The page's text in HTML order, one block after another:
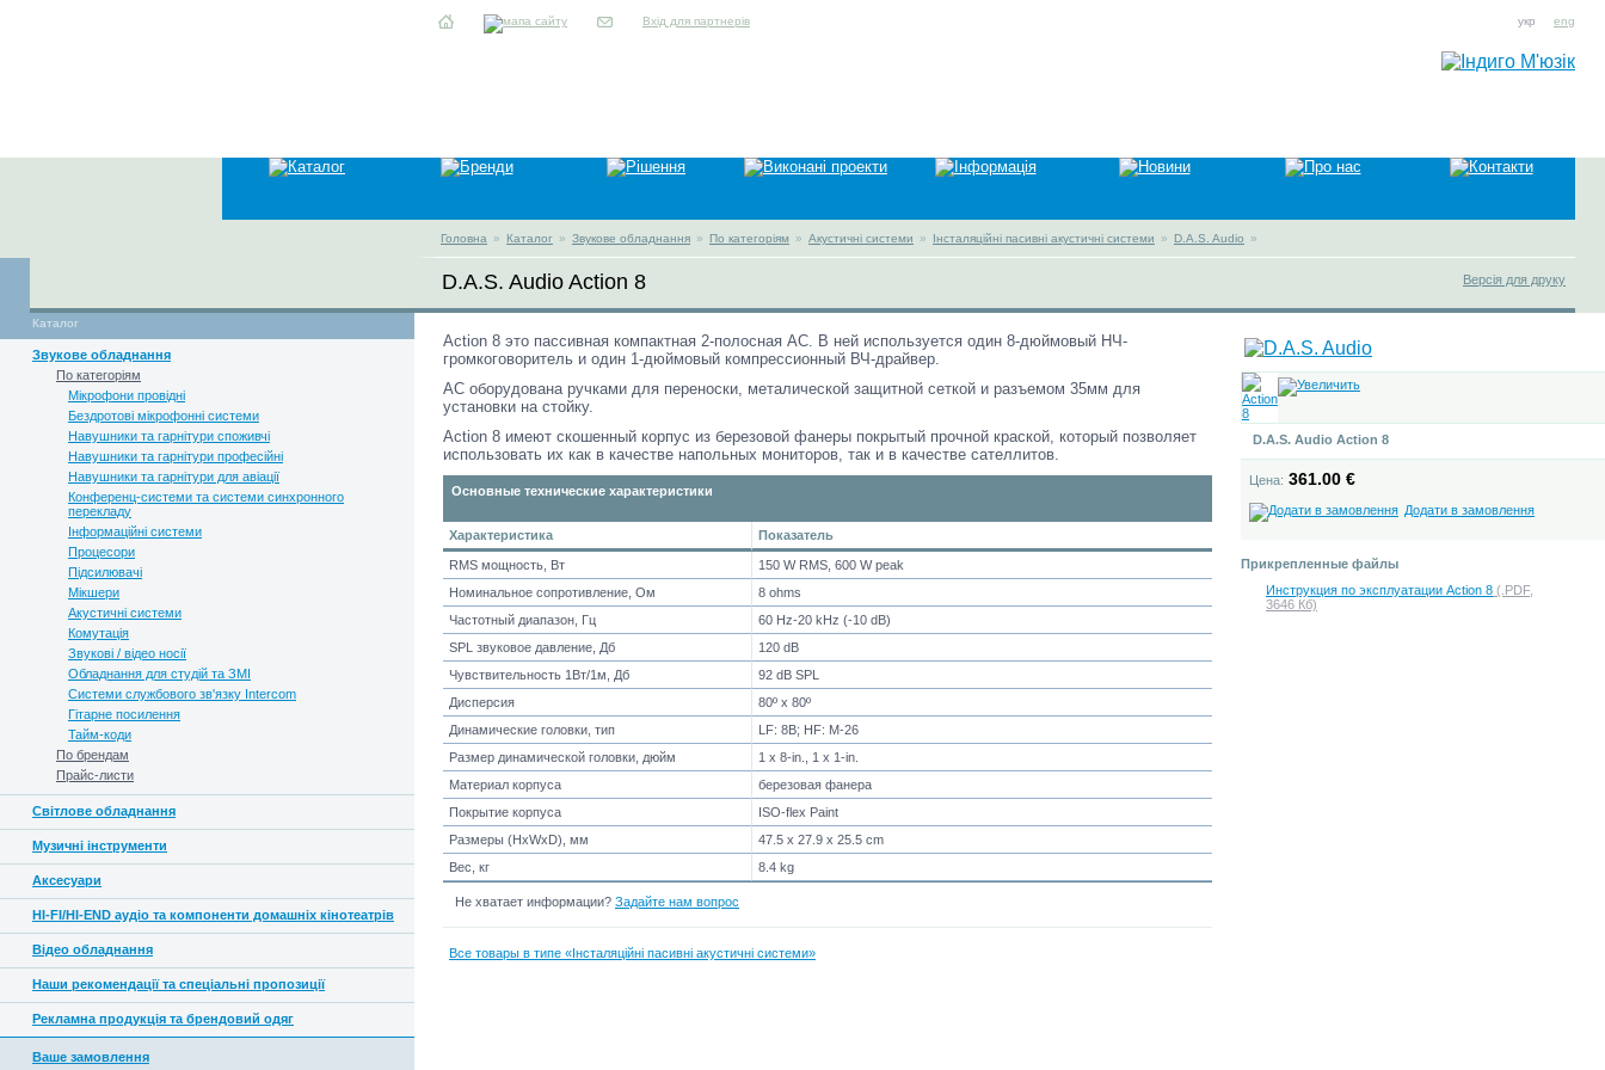
Вхід для партнерів укр eng
Головна » Каталог » Звукове обладнання » По категоріям » Акустичні системи » Інсталяційні пасивні акустичні системи » D.A.S. Audio »
D.A.S. Audio Action 8 Версія для друку
Каталог
Звукове обладнання
По категоріям
Мікрофони провідні
Бездротові мікрофонні системи
Навушники та гарнітури споживчі
Навушники та гарнітури професійні
Навушники та гарнітури для авіації
Конференц-системи та системи синхронного
перекладу
Інформаційні системи
Процесори
Підсилювачі
Мікшери
Акустичні системи
Комутація
Звукові / відео носії
Обладнання для студій та ЗМІ
Системи службового зв'язку Intercom
Гітарне посилення
Тайм-коди
По брендам
Прайс-листи
Світлове обладнання
Музичні інструменти
Аксесуари
HI-FI/HI-END аудіо та компоненти домашніх кінотеатрів
Відео обладнання
Наши рекомендації та спеціальні пропозиції
Рекламна продукція та брендовий одяг
Ваше замовлення
Action 8 это пассивная компактная 2-полосная АС. В ней используется один 8-дюймовый НЧ-
громкоговоритель и один 1-дюймовый компрессионный ВЧ-драйвер.
АС оборудована ручками для переноски, металической защитной сеткой и разъемом 35мм для
установки на стойку.
Action 8 имеют скошенный корпус из березовой фанеры покрытый прочной краской, который позволяет
использовать их как в качестве напольных мониторов, так и в качестве сателлитов.
Основные технические характеристики
Характеристика Показатель
RMS мощность, Вт
150 W RMS, 600 W peak
Номинальное сопротивление, Ом
8 ohms
Частотный диапазон, Гц
60 Hz-20 kHz (-10 dB)
SPL звуковое давление, Дб
120 dB
Чувствительность 1Вт/1м, Дб
92 dB SPL
Дисперсия
80º x 80º
Динамические головки, тип
LF: 8B; HF: M-26
Размер динамической головки, дюйм
1 x 8-in., 1 x 1-in.
Материал корпуса
березовая фанера
Покрытие корпуса
ISO-flex Paint
Размеры (HxWxD), мм
47.5 x 27.9 x 25.5 cm
Вес, кг
8.4 kg
Не хватает информации? Задайте нам вопрос
Все товары в типе «Інсталяційні пасивні акустичні системи»
D.A.S. Audio Action 8
Цена: 361.00 €
Додати в замовлення
Прикрепленные файлы
Инструкция по эксплуатации Action 8 (.PDF,
3646 Кб)